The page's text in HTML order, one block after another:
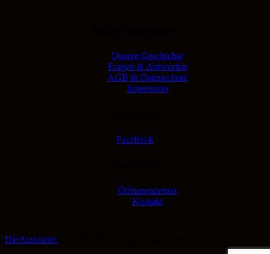
Unsere Geschichte
Fragen & Antworten
AGB & Datenschutz
Impressum
Facebook
Öffnungszeiten
Kontakt
DieAusstatter© 2026. Alle Rechte vorbehalten.